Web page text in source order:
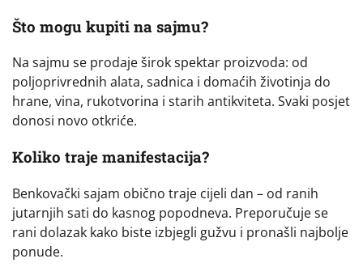
Što mogu kupiti na sajmu?
Na sajmu se prodaje širok spektar proizvoda: od
poljoprivrednih alata, sadnica i domaćih životinja do
hrane, vina, rukotvorina i starih antikviteta. Svaki posjet
donosi novo otkriće.
Koliko traje manifestacija?
Benkovački sajam obično traje cijeli dan – od ranih
jutarnjih sati do kasnog popodneva. Preporučuje se
rani dolazak kako biste izbjegli gužvu i pronašli najbolje
ponude.